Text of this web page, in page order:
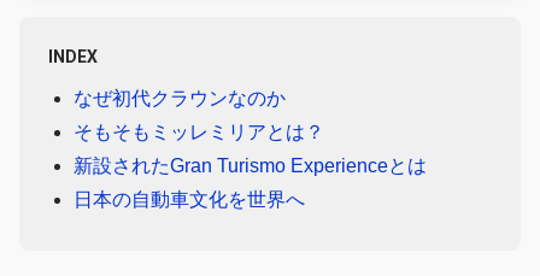
INDEX
なぜ初代クラウンなのか
そもそもミッレミリアとは？
新設されたGran Turismo Experienceとは
日本の自動車文化を世界へ